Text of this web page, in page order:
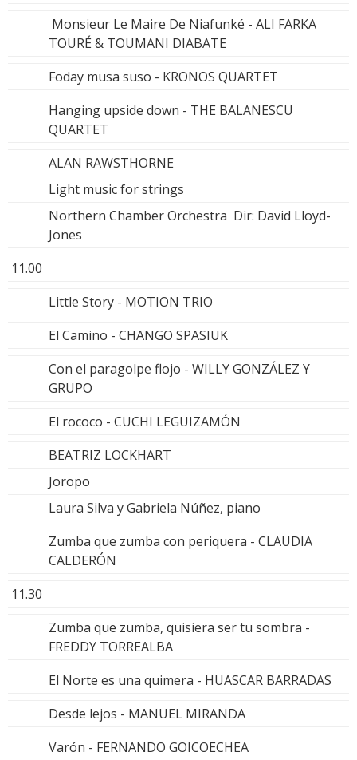
Monsieur Le Maire De Niafunké - ALI FARKA
TOURÉ & TOUMANI DIABATE
Foday musa suso - KRONOS QUARTET
Hanging upside down - THE BALANESCU
QUARTET
ALAN RAWSTHORNE
Light music for strings
Northern Chamber Orchestra Dir: David Lloyd-
Jones
11.00
Little Story - MOTION TRIO
El Camino - CHANGO SPASIUK
Con el paragolpe flojo - WILLY GONZÁLEZ Y
GRUPO
El rococo - CUCHI LEGUIZAMÓN
BEATRIZ LOCKHART
Joropo
Laura Silva y Gabriela Núñez, piano
Zumba que zumba con periquera - CLAUDIA
CALDERÓN
11.30
Zumba que zumba, quisiera ser tu sombra -
FREDDY TORREALBA
El Norte es una quimera - HUASCAR BARRADAS
Desde lejos - MANUEL MIRANDA
Varón - FERNANDO GOICOECHEA